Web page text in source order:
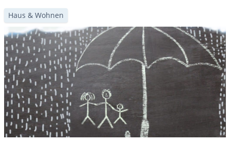
verwendeten Finanzierungsformen ist die Hypothek.
Doch wie funktioniert eine Hypothek genau? Wie viel
Hypothek ist in unterschiedlichen Lebensphasen
sinnvoll, und was passiert, wenn Hypothekenschulden
vererbt werden? In diesem Beitrag geben wir einen […]
Haus & Wohnen